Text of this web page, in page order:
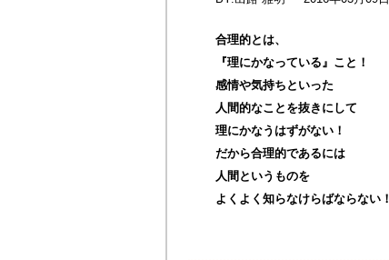
合理的とは、
『理にかなっている』こと！
感情や気持ちといった
人間的なことを抜きにして
理にかなうはずがない！
だから合理的であるには
人間というものを
よくよく知らなけらばならない！